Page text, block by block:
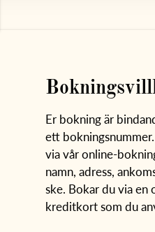
Er bokning är
ett
via vår online-
namn, adress,
ske. Bokar du via en
kreditkort som du